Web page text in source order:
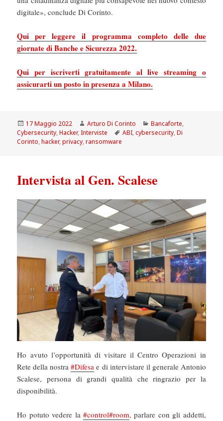
digitale», conclude Di Corinto.
Qui per leggere il programma completo delle due
giornate di Banche e Sicurezza 2022.
Qui per iscriverti gratuitamente al live streaming o
assicurarti un posto in presenza a Milano.
Scritto
il
17 Maggio 2022 Autore
Arturo Di Corinto Categorie
Bancaforte,
Cybersecurity,Hacker,Interviste Tag
ABI,cybersecurity,Di
Corinto,hacker,privacy,ransomware
Intervista al Gen. Scalese
Ho avuto l’opportunità di visitare il Centro Operazioni in
Rete della nostra#Difesa e di intervistare il generale Antonio
Scalese, persona di grandi qualità che ringrazio per la
disponibilità.
Ho potuto vedere la #control#room, parlare con gli addetti,